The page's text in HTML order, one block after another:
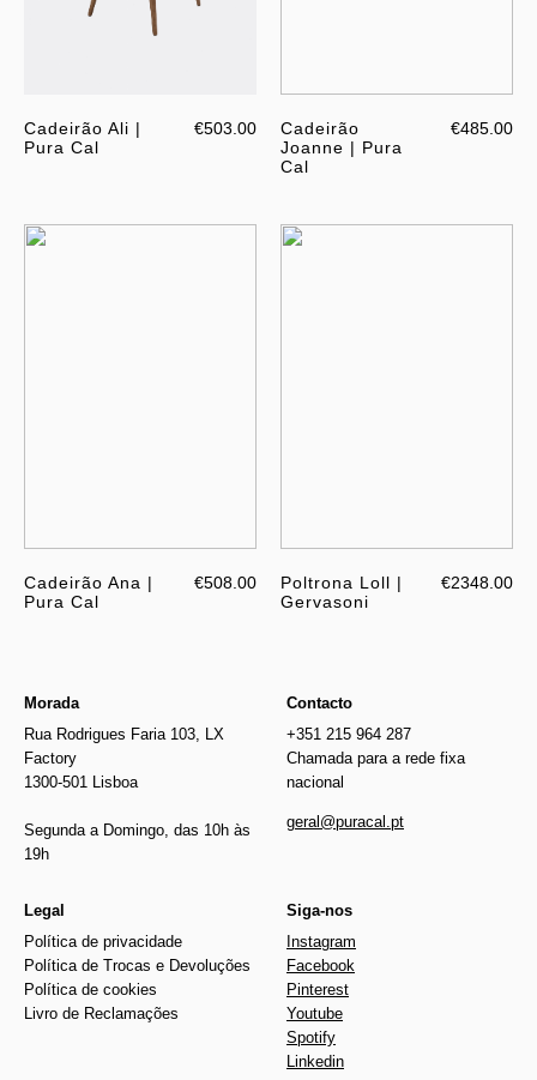
Cadeirão Ali |
Pura Cal
€503.00
Cadeirão
Joanne | Pura
Cal
€485.00
Cadeirão Ana |
Pura Cal
€508.00
Poltrona Loll |
Gervasoni
€2348.00
Morada
Rua Rodrigues Faria 103, LX
Factory
1300-501 Lisboa
Segunda a Domingo, das 10h às
19h
Contacto
+351 215 964 287
Chamada para a rede fixa
nacional
geral@puracal.pt
Legal
Política de privacidade
Política de Trocas e Devoluções
Política de cookies
Livro de Reclamações
Siga-nos
Instagram
Facebook
Pinterest
Youtube
Spotify
Linkedin